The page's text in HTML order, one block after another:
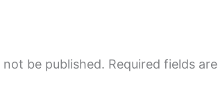
be published. Required fields are